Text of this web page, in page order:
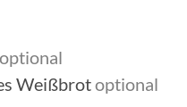
optional
Weißbrotoptional